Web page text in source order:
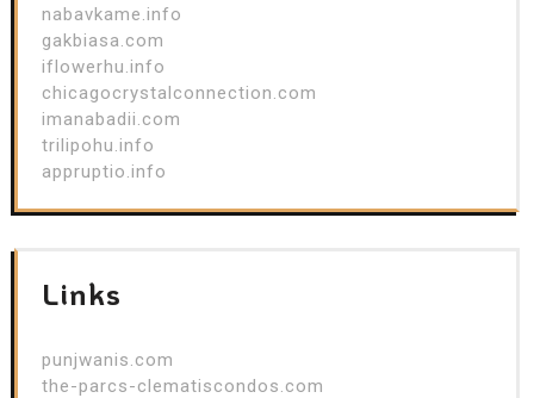
nabavkame.info
gakbiasa.com
iflowerhu.info
chicagocrystalconnection.com
imanabadii.com
trilipohu.info
appruptio.info
Links
punjwanis.com
the-parcs-clematiscondos.com